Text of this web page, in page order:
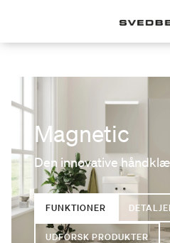
Magnetic
Den innovative
FUNKTIONER
UDFORSK PRODUKTER